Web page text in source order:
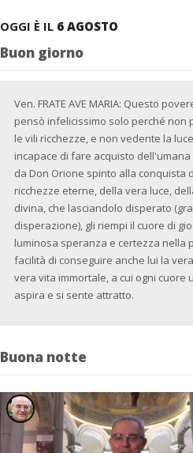
OGGI È IL 6 AGOSTO
Buon giorno
Ven. FRATE AVE MARIA: Questo
pensò infelicissimo solo perché non
le vili ricchezze, e non vedente la
incapace di fare acquisto
da Don Orione spinto alla conquista
ricchezze eterne, della vera luce,
divina, che lasciandolo disperato
disperazione), gli riempi il cuore di
luminosa speranza e certezza nella
facilità di conseguire anche lui la
vera vita immortale, a cui ogni cuore
aspira e si sente attratto.
Buona notte